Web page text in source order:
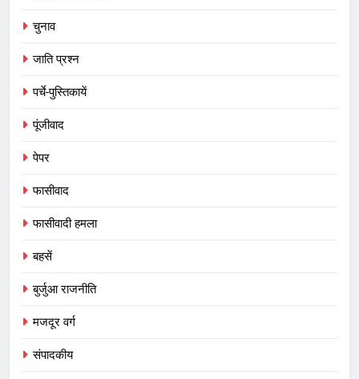
चुनाव
जाति प्रश्न
पर्चे-पुस्तिकायें
पूंजीवाद
पेपर
फासीवाद
फासीवादी हमला
बहसें
बुर्जुआ राजनीति
मजदूर वर्ग
संपादकीय